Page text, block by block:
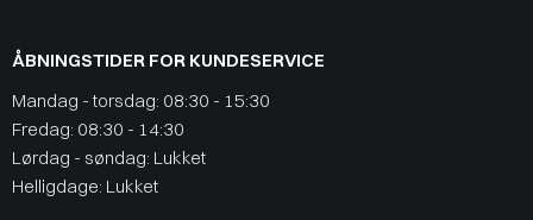
ÅBNINGSTIDER FOR KUNDESERVICE
Mandag - torsdag: 08:30 - 15:30
Fredag: 08:30 - 14:30
Lørdag - søndag: Lukket
Helligdage: Lukket